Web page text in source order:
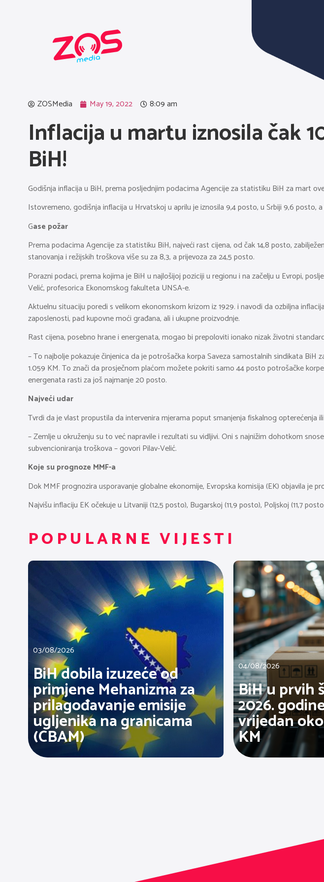
ZOSMedia May 19, 2022 8:09 am
Inflacija u martu iznosila čak
BiH!
Godišnja inflacija u BiH, prema posljednjim podacima Agencije za statistiku BiH za mart
Istovremeno, godišnja inflacija u Hrvatskoj u aprilu je iznosila 9,4 posto, u Srbiji 9,6
Gase požar
Prema podacima Agencije za statistiku BiH, najveći rast cijena, od čak 14,8 posto,
stanovanja i režijskih troškova više su za 8,3, a prijevoza za 24,5 posto.
Porazni podaci, prema kojima je BiH u najlošijoj poziciji u regionu i na začelju u Evropi,
Velić, profesorica Ekonomskog fakulteta UNSA-e.
Aktuelnu situaciju poredi s velikom ekonomskom krizom iz 1929. i navodi da ozbiljna
zaposlenosti, pad kupovne moći građana, ali i ukupne proizvodnje.
Rast cijena, posebno hrane i energenata, mogao bi prepoloviti ionako nizak životni
– To najbolje pokazuje činjenica da je potrošačka korpa Saveza samostalnih sindikata
1.059 KM. To znači da prosječnom plaćom možete pokriti samo 44 posto potrošačke
energenata rasti za još najmanje 20 posto.
Najveći udar
Tvrdi da je vlast propustila da intervenira mjerama poput smanjenja fiskalnog opterećenja
– Zemlje u okruženju su to već napravile i rezultati su vidljivi. Oni s najnižim dohotkom
subvencioniranja troškova – govori Pilav-Velić.
Koje su prognoze MMF-a
Dok MMF prognozira usporavanje globalne ekonomije, Evropska komisija (EK) objavila je
Najvišu inflaciju EK očekuje u Litvaniji (12,5 posto), Bugarskoj (11,9 posto), Poljskoj (11,7
POPULARNE VIJESTI
03/08/2026
BiH dobila izuzeće od
primjene Mehanizma za
prilagođavanje emisije
ugljenika na granicama
(CBAM)
04/08/2026
BiH u prvih
2026.
vrijedan
KM